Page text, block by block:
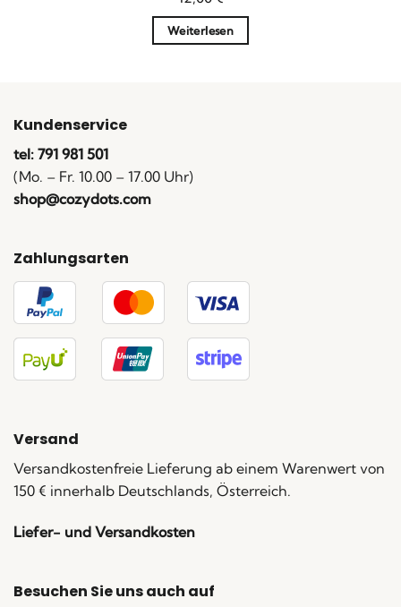
Weiterlesen
Kundenservice
tel: 791 981 501
(Mo. – Fr. 10.00 – 17.00 Uhr)
shop@cozydots.com
Zahlungsarten
Versand
Versandkostenfreie Lieferung ab einem Warenwert von
150 € innerhalb Deutschlands, Österreich.
Liefer- und Versandkosten
Besuchen Sie uns auch auf